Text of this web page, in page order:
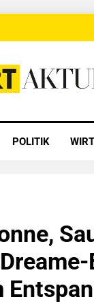
POLITIK